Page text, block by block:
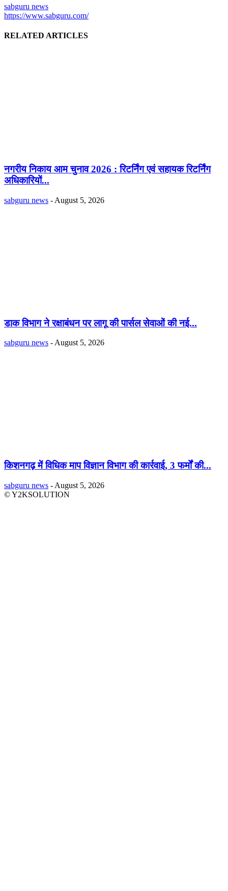
sabguru news
https://www.sabguru.com/
RELATED ARTICLES
नगरीय निकाय आम चुनाव 2026 : रिटर्निंग एवं सहायक रिटर्निंग
अधिकारियों...
sabguru news - August 5, 2026
डाक विभाग ने रक्षाबंधन पर लागू की पार्सल सेवाओं की नई...
sabguru news - August 5, 2026
किशनगढ़ में विधिक माप विज्ञान विभाग की कार्रवाई, 3 फर्मों की...
sabguru news - August 5, 2026
© Y2KSOLUTION